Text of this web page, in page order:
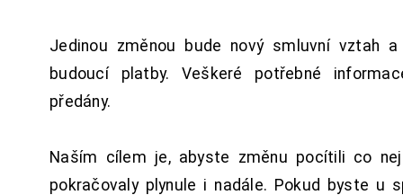
Jedinou změnou bude nový smluvní vztah
budoucí platby. Veškeré potřebné
předány.
Naším cílem je, abyste změnu pocítili co
pokračovaly plynule i nadále. Pokud byste u